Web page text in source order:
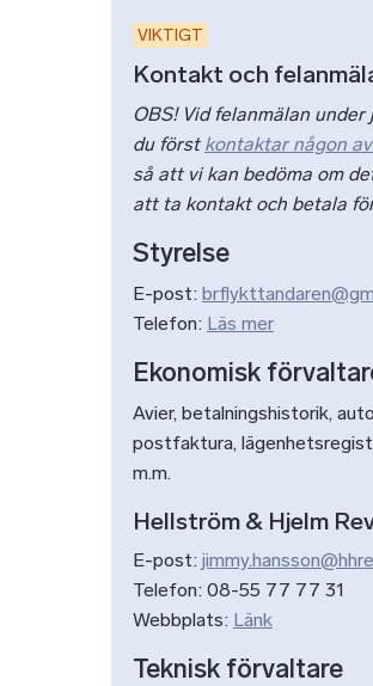
VIKTIGT
Kontakt och
OBS! Vid felanmälan
du först kontaktar någon
så att vi kan bedöma om
att ta kontakt och betala
Styrelse
E-post:
Telefon: Läs mer
Ekonomisk
Avier, betalningshistorik,
postfaktura,
m.m.
Hellström & Hjelm
E-post:
Telefon: 08-55 77 77 31
Webbplats: Länk
Teknisk förvaltare